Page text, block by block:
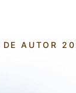
DE AUTOR